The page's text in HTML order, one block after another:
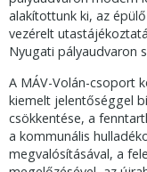
alakítottunk ki, az
vezérelt
Nyugati pályaudvaron
A MÁV-Volán-csoport
kiemelt jelentőséggel
csökkentése, a
a kommunális
megvalósításával, a